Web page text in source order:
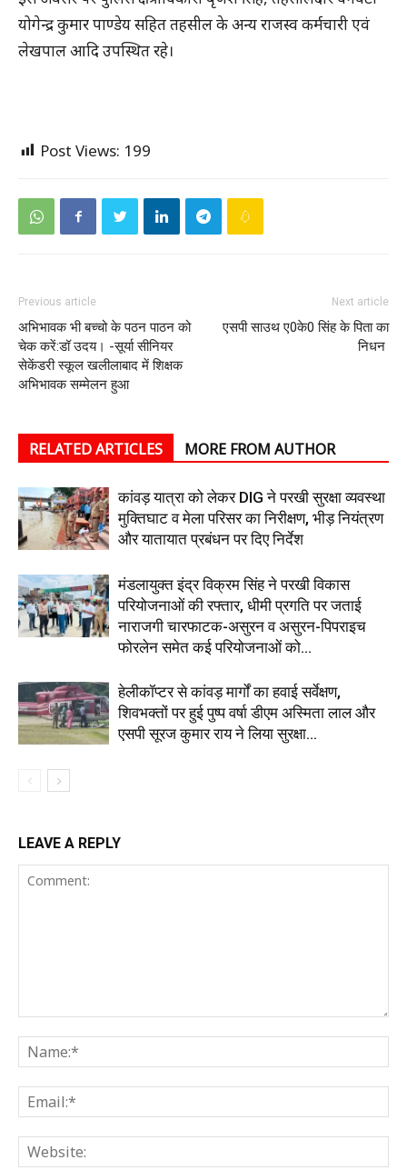
योगेन्द्र कुमार पाण्डेय सहित तहसील के अन्य राजस्व कर्मचारी एवं
लेखपाल आदि उपस्थित रहे।
Post Views: 199
Previous article
अभिभावक भी बच्चो के पठन पाठन को
चेक करें:डॉ उदय। -सूर्या सीनियर
सेकेंडरी स्कूल खलीलाबाद में शिक्षक
अभिभावक सम्मेलन हुआ
Next article
एसपी साउथ ए0के0 सिंह के पिता का
निधन
RELATED ARTICLES MORE FROM AUTHOR
कांवड़ यात्रा को लेकर DIG ने परखी सुरक्षा व्यवस्था
मुक्तिघाट व मेला परिसर का निरीक्षण, भीड़ नियंत्रण
और यातायात प्रबंधन पर दिए निर्देश
मंडलायुक्त इंद्र विक्रम सिंह ने परखी विकास
परियोजनाओं की रफ्तार, धीमी प्रगति पर जताई
नाराजगी चारफाटक-असुरन व असुरन-पिपराइच
फोरलेन समेत कई परियोजनाओं को...
हेलीकॉप्टर से कांवड़ मार्गों का हवाई सर्वेक्षण,
शिवभक्तों पर हुई पुष्प वर्षा डीएम अस्मिता लाल और
एसपी सूरज कुमार राय ने लिया सुरक्षा...
LEAVE A REPLY